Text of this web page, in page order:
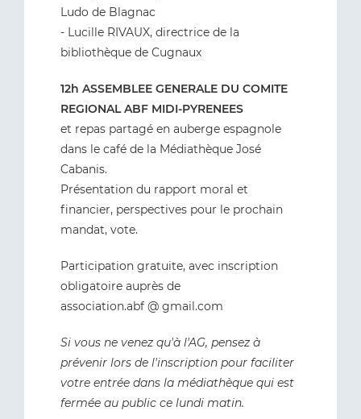
Ludo de Blagnac
- Lucille RIVAUX, directrice de la
bibliothèque de Cugnaux
12h ASSEMBLEE GENERALE DU COMITE
REGIONAL ABF MIDI-PYRENEES
et repas partagé en auberge espagnole
dans le café de la Médiathèque José
Cabanis.
Présentation du rapport moral et
financier, perspectives pour le prochain
mandat, vote.
Participation gratuite, avec inscription
obligatoire auprès de
association.abf @ gmail.com
Si vous ne venez qu'à l'AG, pensez à
prévenir lors de l'inscription pour faciliter
votre entrée dans la médiathèque qui est
fermée au public ce lundi matin.